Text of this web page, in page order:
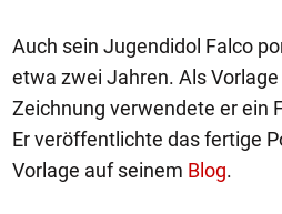
Auch sein Jugendidol Falco
etwa zwei Jahren. Als
Zeichnung verwendete er ein
Er veröffentlichte das fertige
Vorlage auf seinem Blog.